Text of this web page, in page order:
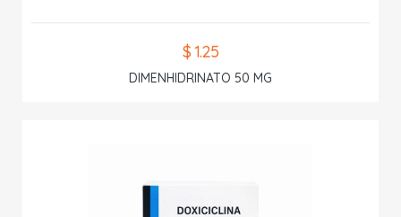
$ 1.25
DIMENHIDRINATO 50 MG